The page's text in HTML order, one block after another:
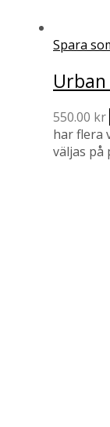
Spara
550.00 kr
har flera
väljas på